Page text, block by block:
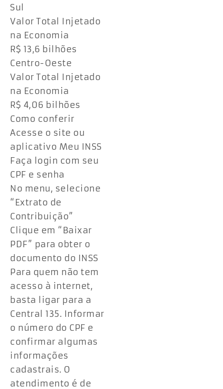
Sul
Valor Total Injetado
na Economia
R$ 13,6 bilhões
Centro-Oeste
Valor Total Injetado
na Economia
R$ 4,06 bilhões
Como conferir
Acesse o site ou
aplicativo Meu INSS
Faça login com seu
CPF e senha
No menu, selecione
“Extrato de
Contribuição”
Clique em “Baixar
PDF” para obter o
documento do INSS
Para quem não tem
acesso à internet,
basta ligar para a
Central 135. Informar
o número do CPF e
confirmar algumas
informações
cadastrais. O
atendimento é de